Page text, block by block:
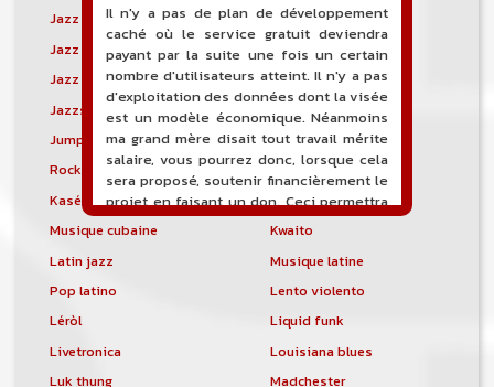
Jazz blues
Jazz modal
Jazz Nouvelle-Orléans
Jazz punk
Jazz vocal
Jazz-funk
Jazzstep
Jersey club
Jump blues
Jump-up
Rock canadien
Kansas City blues
Kasékò
Kizomba
Musique cubaine
Kwaito
Latin jazz
Musique latine
Pop latino
Lento violento
Léròl
Liquid funk
Livetronica
Louisiana blues
Luk thung
Madchester
Il n'y a pas de plan de développement
caché où le service gratuit deviendra
payant par la suite une fois un certain
nombre d'utilisateurs atteint. Il n'y a pas
d'exploitation des données dont la visée
est un modèle économique. Néanmoins
ma grand mère disait tout travail mérite
salaire, vous pourrez donc, lorsque cela
sera proposé, soutenir financièrement le
projet en faisant un don. Ceci permettra
de financer l'hébergement, le nom de
de développement du site, et peut-être
une campagne de communication. Il va
comptabilité sera totalement publique
visible directement sur le site.